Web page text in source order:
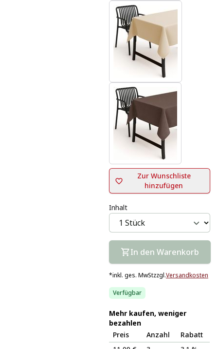
Zur Wunschliste
hinzufügen
Inhalt
In den Warenkorb
*inkl. ges. MwStzzgl.Versandkosten
Verfügbar
Mehr kaufen, weniger
bezahlen
Preis
Anzahl
Rabatt